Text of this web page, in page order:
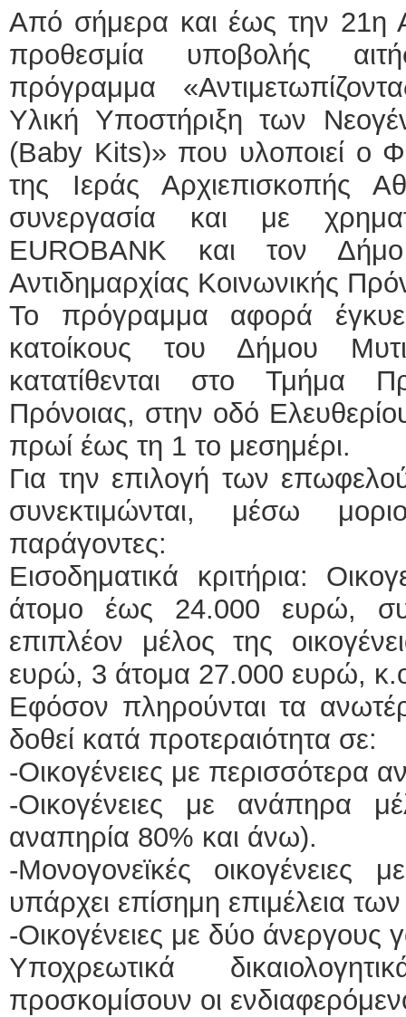
Από σήμερα και έως την 21η
προθεσμία υποβολής
πρόγραμμα
Υλική Υποστήριξη των
(Baby Kits)» που υλοποιεί ο
της Ιεράς
συνεργασία και με
EUROBANK και τον
Αντιδημαρχίας Κοινωνικής
Το πρόγραμμα αφορά
κατοίκους του Δήμου
κατατίθενται στο Τμήμα
Πρόνοιας, στην οδό
πρωί έως τη 1 το μεσημέρι.
Για την επιλογή των
συνεκτιμώνται, μέσω
παράγοντες:
Εισοδηματικά κριτήρια:
άτομο έως 24.000 ευρώ,
επιπλέον μέλος της
ευρώ, 3 άτομα 27.000 ευρώ,
Εφόσον πληρούνται τα
δοθεί κατά προτεραιότητα σε:
-Οικογένειες με περισσότερα
-Οικογένειες με ανάπηρα
αναπηρία 80% και άνω).
-Μονογονεϊκές οικογένειες
υπάρχει επίσημη επιμέλεια
-Οικογένειες με δύο άνεργους
Υποχρεωτικά
προσκομίσουν οι